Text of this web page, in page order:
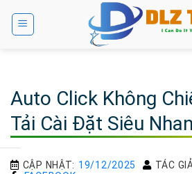
Auto Click Không
Tải Cài Đặt Siêu
CẬP NHẬT: 19/12/2025 TÁC